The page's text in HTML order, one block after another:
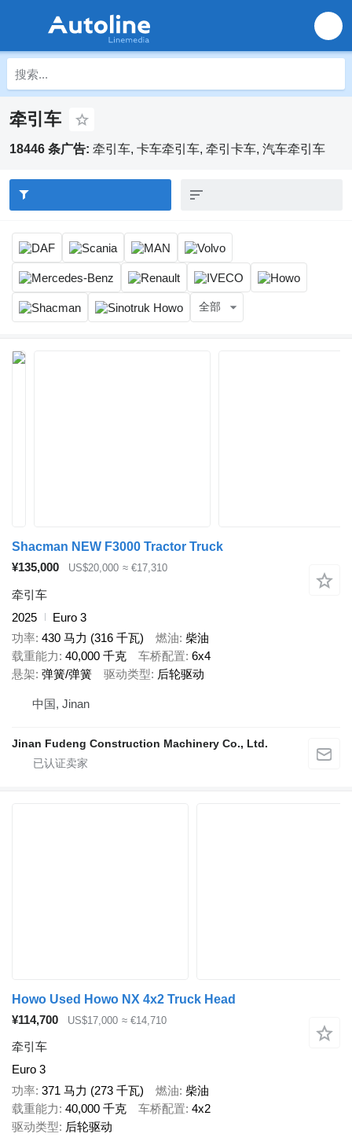
牵引车
18446 条广告: 牵引车, 卡车牵引车, 牵引卡车, 汽车牵引车
全部
Shacman NEW F3000 Tractor Truck
¥135,000
US$20,000 ≈ €17,310
牵引车
2025
Euro 3
功率 430 马力 (316 千瓦) 燃油 柴油
载重能力 40,000 千克 车桥配置 6x4
悬架 弹簧/弹簧 驱动类型 后轮驱动
中国, Jinan
Jinan Fudeng Construction Machinery Co., Ltd.
Howo Used Howo NX 4x2 Truck Head
¥114,700
US$17,000 ≈ €14,710
牵引车
Euro 3
功率 371 马力 (273 千瓦) 燃油 柴油
载重能力 40,000 千克 车桥配置 4x2
驱动类型
后轮驱动